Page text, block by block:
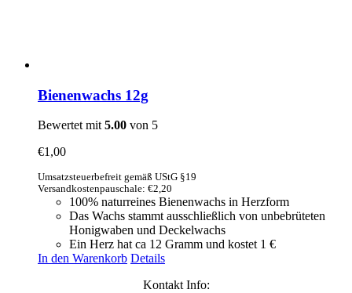
Bienenwachs 12g
Bewertet mit 5.00 von 5
€1,00
Umsatzsteuerbefreit gemäß UStG §19
Versandkostenpauschale: €2,20
100% naturreines Bienenwachs in Herzform
Das Wachs stammt ausschließlich von unbebrüteten
Honigwaben und Deckelwachs
Ein Herz hat ca 12 Gramm und kostet 1 €
In den Warenkorb Details
Kontakt Info: